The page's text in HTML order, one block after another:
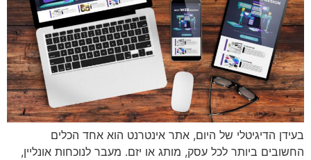
בעידן הדיגיטלי של היום, אתר אינטרנט הוא אחד הכלים
החשובים ביותר לכל עסק, מותג או יזם. מעבר לנוכחות אונליין,